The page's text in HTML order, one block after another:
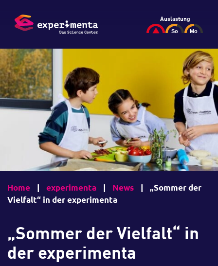
Auslastung
Home | experimenta | News |
„Sommer der
Vielfalt“ in der experimenta
„Sommer der Vielfalt“ in
der experimenta